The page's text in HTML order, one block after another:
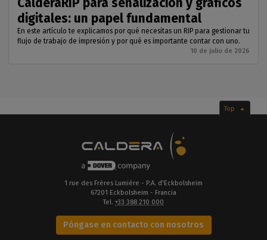
CalderaRIP para señalización y gráficos
digitales: un papel fundamental
En este artículo te explicamos por qué necesitas un RIP para gestionar tu
flujo de trabajo de impresión y por qué es importante contar con uno.
10 de julio de 2026
Top
1 rue des Frères Lumière - P.A. d'Eckbolsheim
67201 Eckbolsheim - Francia
Tel. +33 388 210 000
Póngase en contacto con nosotros